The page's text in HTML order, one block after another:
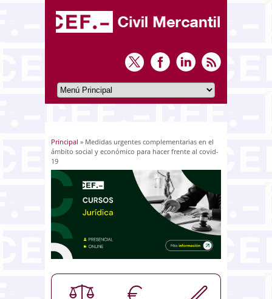
Usted está aquí
Principal » Medidas urgentes complementarias en el
ámbito social y económico para hacer frente al covid-
19